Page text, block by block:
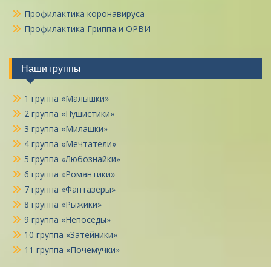
Профилактика коронавируса
Профилактика Гриппа и ОРВИ
Наши группы
1 группа «Малышки»
2 группа «Пушистики»
3 группа «Милашки»
4 группа «Мечтатели»
5 группа «Любознайки»
6 группа «Романтики»
7 группа «Фантазеры»
8 группа «Рыжики»
9 группа «Непоседы»
10 группа «Затейники»
11 группа «Почемучки»